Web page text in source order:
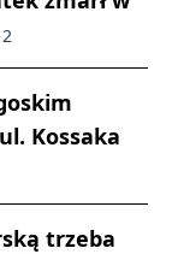
Kossaka
trzeba